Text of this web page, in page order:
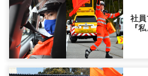
社
『